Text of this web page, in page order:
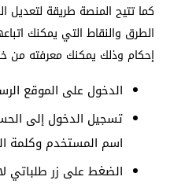
كما تتيح المنصة طريقة لتعديل
الطرق والنقاط التي يمكنك
إحكام وذلك يمكنك معرفته من
الدخول على الموقع
تسجيل الدخول إلى
اسم المستخدم وكلمة
الضغط على زر طلباتي